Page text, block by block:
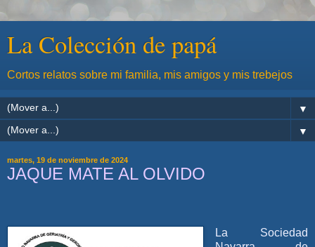
La Colección de papá
Cortos relatos sobre mi familia, mis amigos y mis trebejos
▼
▼
martes, 19 de noviembre de 2024
JAQUE MATE AL OLVIDO
La Sociedad